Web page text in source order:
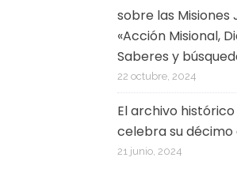
sobre las Misiones
«Acción Misional,
Saberes y
22 octubre, 2024
El archivo
celebra su décimo
21 junio, 2024